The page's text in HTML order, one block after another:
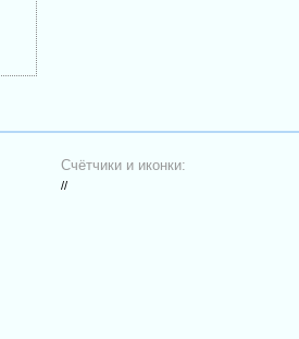
Счётчики и иконки:
//